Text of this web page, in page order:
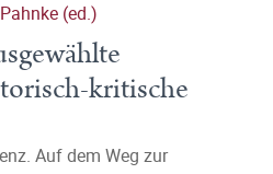
(ed.)
kritische
Auf dem Weg zur